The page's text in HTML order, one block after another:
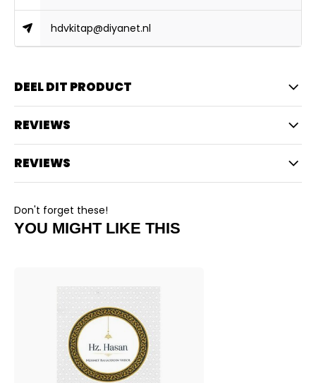
hdvkitap@diyanet.nl
DEEL DIT PRODUCT
REVIEWS
REVIEWS
Don't forget these!
YOU MIGHT LIKE THIS